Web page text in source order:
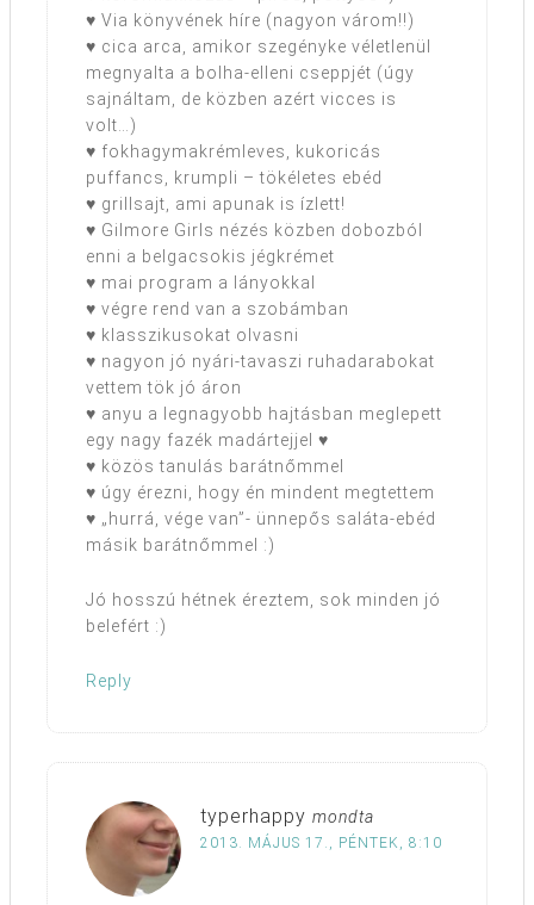
♥ Via könyvének híre (nagyon várom!!)
♥ cica arca, amikor szegényke véletlenül
megnyalta a bolha-elleni cseppjét (úgy
sajnáltam, de közben azért vicces is
volt…)
♥ fokhagymakrémleves, kukoricás
puffancs, krumpli – tökéletes ebéd
♥ grillsajt, ami apunak is ízlett!
♥ Gilmore Girls nézés közben dobozból
enni a belgacsokis jégkrémet
♥ mai program a lányokkal
♥ végre rend van a szobámban
♥ klasszikusokat olvasni
♥ nagyon jó nyári-tavaszi ruhadarabokat
vettem tök jó áron
♥ anyu a legnagyobb hajtásban meglepett
egy nagy fazék madártejjel ♥
♥ közös tanulás barátnőmmel
♥ úgy érezni, hogy én mindent megtettem
♥ „hurrá, vége van”- ünnepős saláta-ebéd
másik barátnőmmel :)
Jó hosszú hétnek éreztem, sok minden jó
belefért :)
Reply
typerhappy mondta
2013. MÁJUS 17., PÉNTEK, 8:10